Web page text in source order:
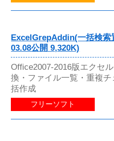
ExcelGrepAddin(一括検索
03.08公開 9,320K)
Office2007-2016版エクセ
換・ファイル一覧・重複
括作成
フリーソフト